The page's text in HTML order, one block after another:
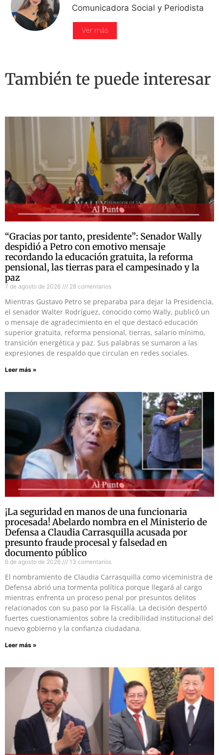
Comunicadora Social y Periodista
Ver más
También te puede interesar
“Gracias por tanto, presidente”: Senador Wally
despidió a Petro con emotivo mensaje
recordando la educación gratuita, la reforma
pensional, las tierras para el campesinado y la
paz
7 de agosto de 2026 28 comentarios
Mientras Gustavo Petro se preparaba para dejar la Presidencia,
el senador Walter Rodríguez, conocido como Wally, publicó un
o mensaje de agradecimiento en el que destacó educación
superior gratuita, reforma pensional, tierras, salario mínimo,
transición energética y paz. Sus palabras se sumaron a las
expresiones de respaldo que circulan en redes sociales.
Leer más »
¡La seguridad en manos de una funcionaria
procesada! Abelardo nombra en el Ministerio de
Defensa a Claudia Carrasquilla acusada por
presunto fraude procesal y falsedad en
documento público
6 de agosto de 2026 13 comentarios
El nombramiento de Claudia Carrasquilla como viceministra de
Defensa abrió una tormenta política porque llegará al cargo
mientras enfrenta un proceso penal por presuntos delitos
relacionados con su paso por la Fiscalía. La decisión despertó
fuertes cuestionamientos sobre la credibilidad institucional del
nuevo gobierno y la confianza ciudadana.
Leer más »